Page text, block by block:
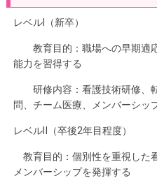
レベルⅠ（新卒）
教育目的：職場への早期適
能力を習得する
研修内容：看護技術研修、
問、チーム医療、メンバーシッ
レベルⅡ（卒後2年目程度）
教育目的：個別性を重視した
メンバーシップを発揮する